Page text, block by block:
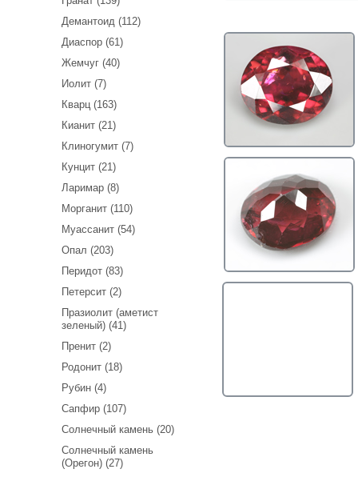
Демантоид (112)
Диаспор (61)
Жемчуг (40)
Иолит (7)
Кварц (163)
Кианит (21)
Клиногумит (7)
Кунцит (21)
Ларимар (8)
Морганит (110)
Муассанит (54)
Опал (203)
Перидот (83)
Петерсит (2)
Празиолит (аметист
зеленый) (41)
Пренит (2)
Родонит (18)
Рубин (4)
Сапфир (107)
Солнечный камень (20)
Солнечный камень
(Орегон) (27)